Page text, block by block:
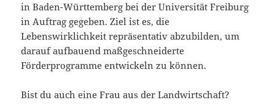
in Baden-Württemberg bei der Universität Freiburg
in Auftrag gegeben. Ziel ist es, die
Lebenswirklichkeit repräsentativ abzubilden, um
darauf aufbauend maßgeschneiderte
Förderprogramme entwickeln zu können.
Bist du auch eine Frau aus der Landwirtschaft?